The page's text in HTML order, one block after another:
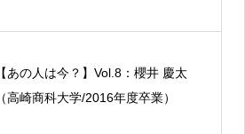
【あの人は今？】Vol.8：櫻井 慶太
（高崎商科大学/2016年度卒業）